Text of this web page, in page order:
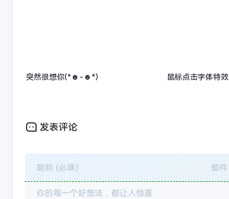
突然很想你(*☻-☻*) 鼠标点击字体特效
发表评论